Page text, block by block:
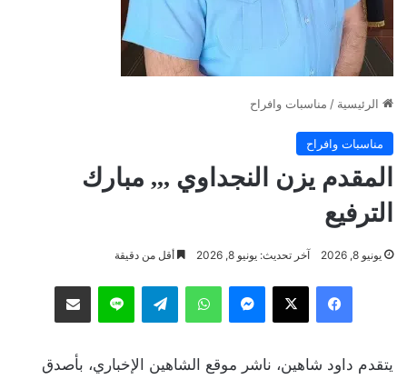
الرئيسية / مناسبات وافراح
مناسبات وافراح
المقدم يزن النجداوي ,,, مبارك
الترفيع
يونيو 8, 2026 آخر تحديث: يونيو 8, 2026 أقل من دقيقة
فيسبوك ‫X ماسنجر واتساب تيلقرام لاين مشاركة عبر البريد
يتقدم داود شاهين، ناشر موقع الشاهين الإخباري، بأصدق